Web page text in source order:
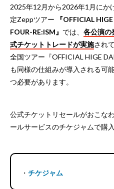
2025年12月から2026年1月にか
定Zeppツアー
『OFFICIAL
FOUR-RE:ISM』 では、 各公演の
式チケットトレードが実施され
全国ツアー『OFFICIAL HIGE
も同様の仕組みが導入される可
つ必要があります。
公式チケットリセールがおこな
ールサービスのチケジャムで購
・ チケジャム